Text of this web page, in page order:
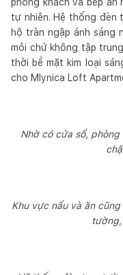
tự nhiên. Hệ thống đèn
hộ tràn ngập ánh sáng
mỏi chứ không tập
thời bề mặt kim loại
cho Mlynica Loft
Nhờ có cửa sổ,
Khu vực nấu và ăn